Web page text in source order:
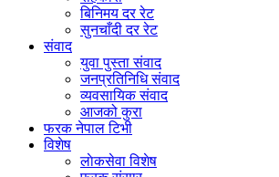
बिनिमय दर रेट
सुनचाँदी दर रेट
संवाद
युवा पुस्ता संवाद
जनप्रतिनिधि संवाद
व्यवसायिक संवाद
आजको कुरा
फरक नेपाल टिभी
विशेष
लाेकसेवा विशेष